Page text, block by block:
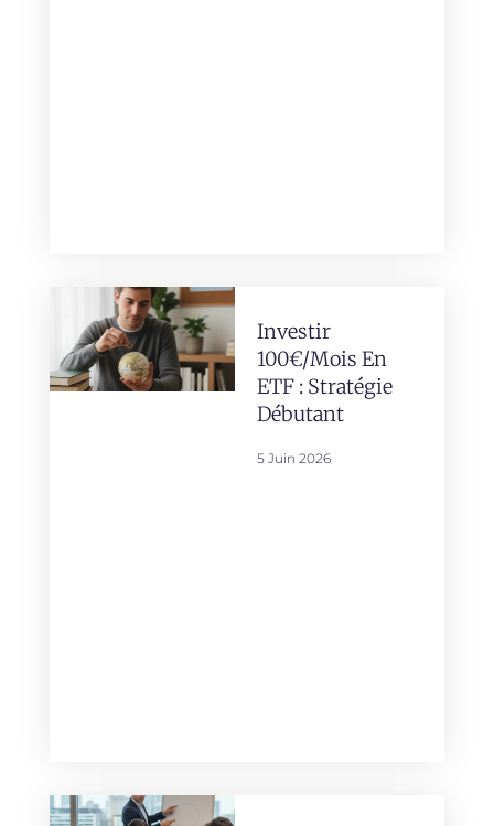
Investir
100€/mois En
ETF : Stratégie
Débutant
5 Juin 2026